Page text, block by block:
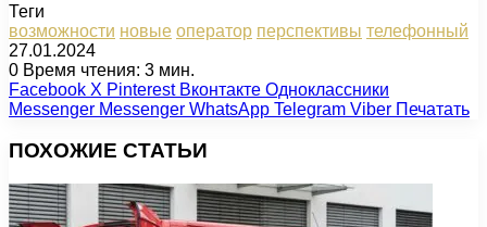
Теги
возможности новые оператор перспективы телефонный
27.01.2024
0 Время чтения: 3 мин.
Facebook X Pinterest Вконтакте Одноклассники
Messenger Messenger WhatsApp Telegram Viber Печатать
ПОХОЖИЕ СТАТЬИ